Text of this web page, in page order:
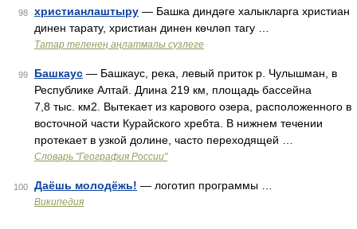
98 христианлаштыру — Башка диндәге халыкларга христиан
динен тарату, христиан динен көчләп тагу …
Татар теленең аңлатмалы сүзлеге
99 Башкаус — Башкаус, река, левый приток р. Чулышман, в
Республике Алтай. Длина 219 км, площадь бассейна
7,8 тыс. км2. Вытекает из карового озера, расположенного в
восточной части Курайского хребта. В нижнем течении
протекает в узкой долине, часто переходящей …
Словарь "География России"
100 Даёшь молодёжь! — логотип программы …
Википедия